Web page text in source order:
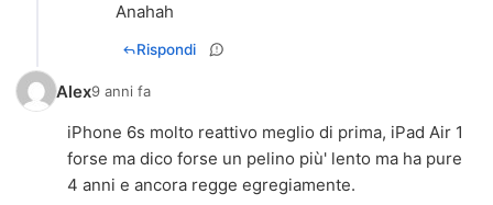
Anahah
Rispondi
Alex9 anni fa
iPhone 6s molto reattivo meglio di prima, iPad Air 1
forse ma dico forse un pelino più' lento ma ha pure
4 anni e ancora regge egregiamente.